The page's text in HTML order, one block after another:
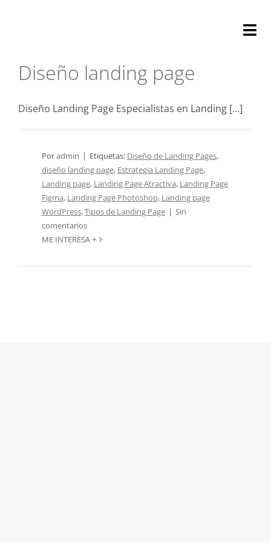
Diseño landing page
Diseño Landing Page Especialistas en Landing [...]
Poradmin | Etiquetas: Diseño de Landing Pages,
diseño landing page, Estrategia Landing Page,
Landing page, Landing Page Atractiva, Landing Page
Figma, Landing Page Photoshop, Landing page
WordPress,Tipos de Landing Page | Sin
comentarios
ME INTERESA +